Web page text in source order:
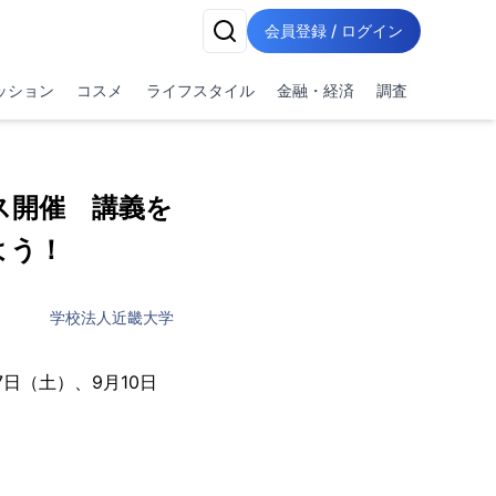
会員登録 / ログイン
ション コスメ ライフスタイル 金融・経済 調査
開催 講義を
！
学校法人近畿大学
（土）、9月10日